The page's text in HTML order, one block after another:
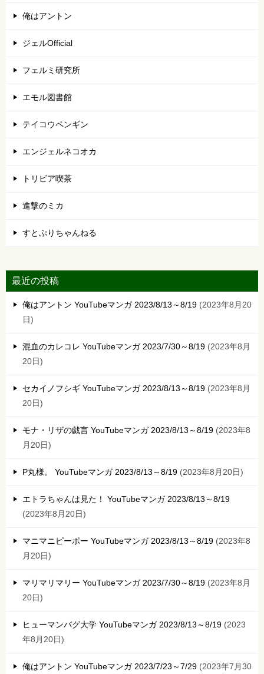
俺はアントン
ジェルOfficial
フェルミ研究所
エモル図書館
テイコウペンギン
エンジェルネコオカ
トリビア喫茶
進撃のミカ
すとぷりちゃんねる
最近の投稿
俺はアントン YouTubeマンガ 2023/8/13～8/19
2023年8月20
日
混血のカレコレ YouTubeマンガ 2023/7/30～8/19
2023年8月
20日
セカイノフシギ YouTubeマンガ 2023/8/13～8/19
2023年8月
20日
モナ・リザの戯言 YouTubeマンガ 2023/8/13～8/19
2023年8
月20日
P丸様。 YouTubeマンガ 2023/8/13～8/19 2023年8月20日
エトラちゃんは見た！ YouTubeマンガ 2023/8/13～8/19
2023年8月20日
マニマニピーポー YouTubeマンガ 2023/8/13～8/19
2023年8
月20日
マリマリマリー YouTubeマンガ 2023/7/30～8/19
2023年8月
20日
ヒューマンバグ大学 YouTubeマンガ 2023/8/13～8/19
2023
年8月20日
俺はアントン YouTubeマンガ 2023/7/23～7/29
2023年7月30